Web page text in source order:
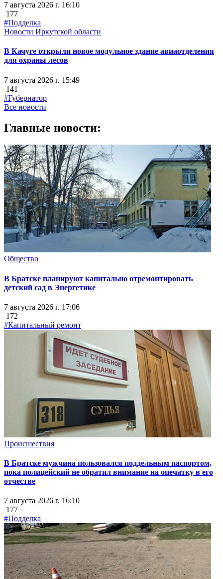
7 августа 2026 г. 16:10
177
#Подделка
Новости Иркутской области
В Качуге открыли новое модульное здание авиаотделения
для охраны лесов
7 августа 2026 г. 15:49
141
#Губернатор
Все новости
Главные новости:
Общество
В Братске планируют капитально отремонтировать
детский сад в Энергетике
7 августа 2026 г. 17:06
172
#Капитальный ремонт
Происшествия
В Братске мужчина пользовался поддельным паспортом,
пока полицейский не обратил внимание на опечатку в его
отчестве
7 августа 2026 г. 16:10
177
#Подделка